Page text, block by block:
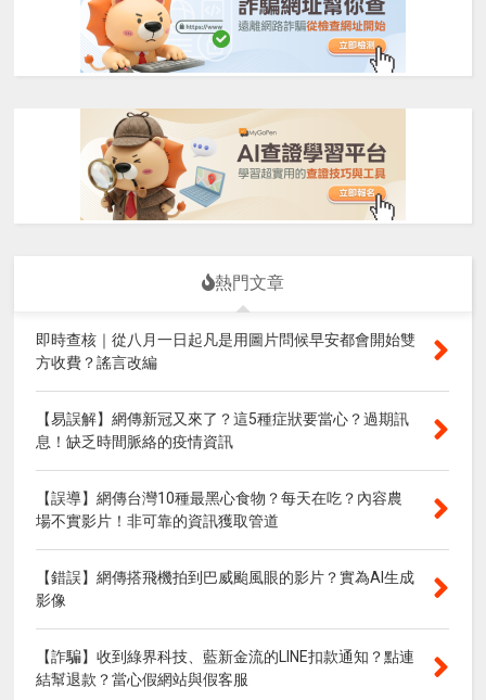
熱門文章
即時查核｜從八月一日起凡是用圖片問候早安都會開始雙
方收費？謠言改編
【易誤解】網傳新冠又來了？這5種症狀要當心？過期訊
息！缺乏時間脈絡的疫情資訊
【誤導】網傳台灣10種最黑心食物？每天在吃？內容農
場不實影片！非可靠的資訊獲取管道
【錯誤】網傳搭飛機拍到巴威颱風眼的影片？實為AI生成
影像
【詐騙】收到綠界科技、藍新金流的LINE扣款通知？點連
結幫退款？當心假網站與假客服